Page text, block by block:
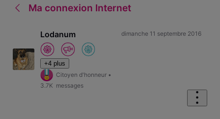
Ma connexion Internet
Lodanum
+4 plus
Citoyen d'honneur •
3.7K messages
dimanche 11 septembre 2016